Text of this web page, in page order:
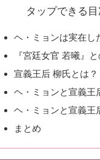
タップできる目
ヘ・ミョンは実在し
『宮廷女官 若曦』
宣義王后 柳氏とは？
ヘ・ミョンと宣義王
ヘ・ミョンと宣義王
まとめ